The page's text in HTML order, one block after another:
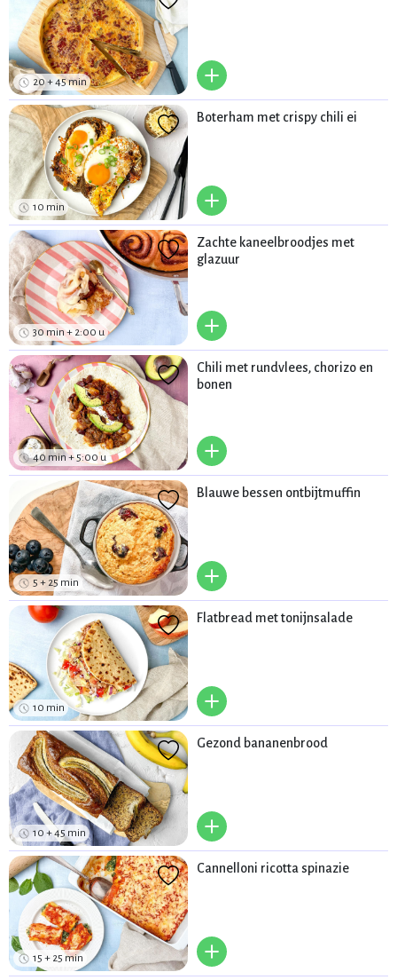
20 + 45 min +
10 min
Boterham met crispy chili ei
+
30 min + 2:00 u
Zachte kaneelbroodjes met
glazuur
+
40 min + 5:00 u
Chili met rundvlees, chorizo en
bonen
+
5 + 25 min
Blauwe bessen ontbijtmuffin
+
10 min
Flatbread met tonijnsalade
+
10 + 45 min
Gezond bananenbrood
+
15 + 25 min
Cannelloni ricotta spinazie
+